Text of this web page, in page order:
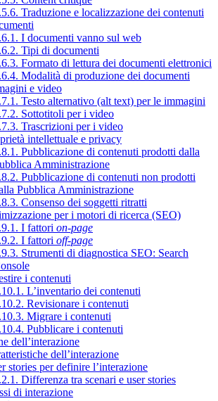
Traduzione e localizzazione dei contenuti
I documenti vanno sul web
Tipi di documenti
Formato di lettura dei documenti elettronici
Modalità di produzione dei documenti
e video
Testo alternativo (alt text) per le immagini
Sottotitoli per i video
Trascrizioni per i video
intellettuale e privacy
Pubblicazione di contenuti prodotti dalla
Amministrazione
Pubblicazione di contenuti non prodotti
Pubblica Amministrazione
Consenso dei soggetti ritratti
per i motori di ricerca (SEO)
I fattori on-page
I fattori off-page
Strumenti di diagnostica SEO: Search
i contenuti
L’inventario dei contenuti
Revisionare i contenuti
Migrare i contenuti
Pubblicare i contenuti
dell’interazione
dell’interazione
stories per definire l’interazione
Differenza tra scenari e user stories
di interazione